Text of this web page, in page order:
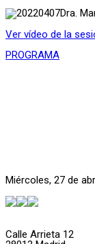
Dra.
Ver vídeo de la
PROGRAMA
Miércoles, 27 de
Calle Arrieta 12